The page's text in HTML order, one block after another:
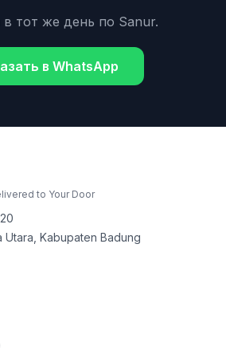
в тот же день по Sanur.
в WhatsApp
to Your Door
Utara, Kabupaten Badung